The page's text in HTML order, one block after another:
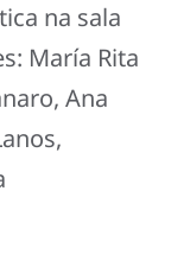
na sala
María Rita
Ana